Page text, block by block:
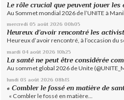
Le rôle crucial que peuvent jouer les
Au Sommet mondial 2026 de l’UNITE à
mercredi 05 août 2026 00h05
Heureux d’avoir rencontré les
Heureux d’avoir rencontré, à l’occasion du
mardi 04 août 2026 10h25
La santé ne peut être considérée
Au sommet global 2026 de Unite
lundi 03 août 2026 08h13
« Combler le fossé en matière de
« Combler le fossé en matière...